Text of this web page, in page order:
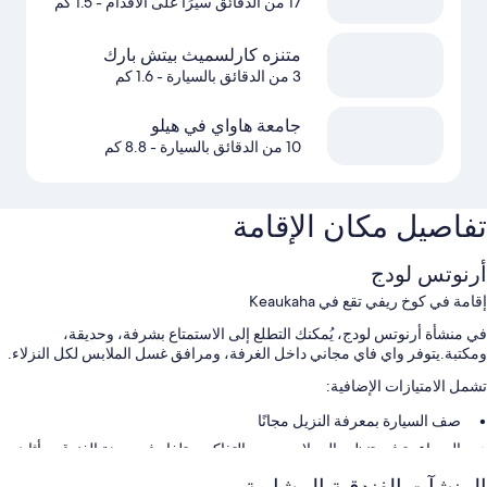
متنزه كارلسميث بيتش بارك
3 من الدقائق بالسيارة - 1.6 كم
جامعة هاواي في هيلو
10 من الدقائق بالسيارة - 8.8 كم
تفاصيل مكان الإقامة
أرنوتس لودج
إقامة في كوخ ريفي تقع في Keaukaha
في منشأة أرنوتس لودج، يُمكنك التطلع إلى الاستمتاع بشرفة، وحديقة،
ومكتبة.يتوفر واي فاي مجاني داخل الغرفة، ومرافق غسل الملابس لكل النزلاء.
تشمل الامتيازات الإضافية:
صف السيارة بمعرفة النزيل مجانًا
المساعدة في تنظيم الجولات وحجز التذاكر، وتلفاز في ردهة الفندق، وأثاث